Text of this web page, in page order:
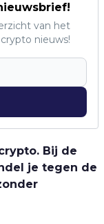
van het
nieuws!
Bij de
je tegen de